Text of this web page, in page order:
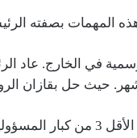
المهمات بصفته
رافق الرئيس في هذه